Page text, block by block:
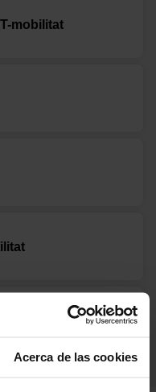
Acerca de las cookies
mobilitat